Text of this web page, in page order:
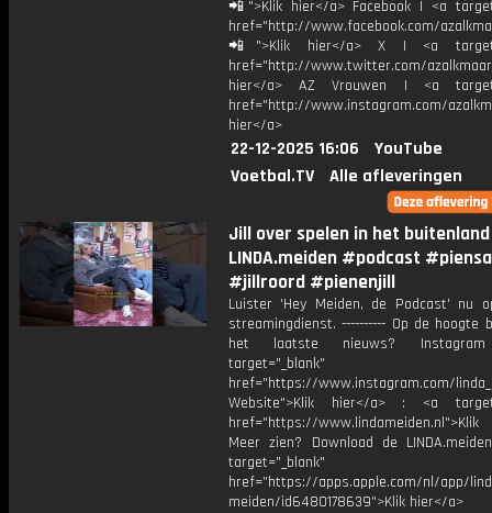
📲">Klik hier</a> Facebook | <a
href="http://www.facebook.com/
📲">Klik hier</a> X | <a
href="http://www.twitter.com/
hier</a> AZ Vrouwen | <a
href="http://www.instagram.com/
hier</a>
22-12-2025 16:06
YouTube
Voetbal.TV
Alle afleveringen
Jill over spelen in het
LINDA.meiden #podcast
#jillroord #pienenjill
Luister 'Hey Meiden, de Podcast' nu
streamingdienst. ---------- Op de hoogte
het laatste nieuws?
target="_blank"
href="https://www.instagram.com/
Website">Klik hier</a> : <a
href="https://
Meer zien? Download de
target="_blank"
href="https://apps.apple.com/nl/app/
meiden/id6480178639">Klik hier</a>